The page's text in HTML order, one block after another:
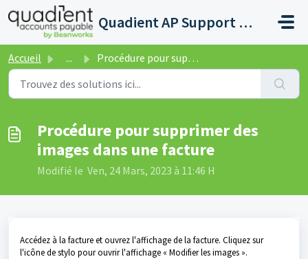
Passer au contenu principal
Quadient AP Support Help Center
Accueil ... Procédure pour supprimer des images dans une facture
Procédure pour supprimer des
images dans une facture
Modifié le Ven, 24 Mars, 2023 à 11:46 H
Accédez à la facture et ouvrez l'affichage de la facture. Cliquez sur
l'icône de stylo pour ouvrir l'affichage « Modifier les images ».